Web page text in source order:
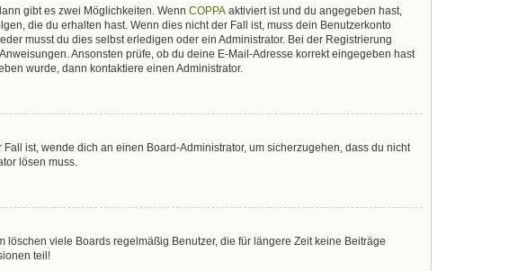
gibt es zwei Möglichkeiten. Wenn COPPA aktiviert ist und du angegeben hast,
die du erhalten hast. Wenn dies nicht der Fall ist, muss dein Benutzerkonto
musst du dies selbst erledigen oder ein Administrator. Bei der Registrierung
Ansonsten prüfe, ob du deine E-Mail-Adresse korrekt eingegeben hast
wurde, dann kontaktiere einen Administrator.
ist, wende dich an einen Board-Administrator, um sicherzugehen, dass du nicht
lösen muss.
viele Boards regelmäßig Benutzer, die für längere Zeit keine Beiträge
teil!